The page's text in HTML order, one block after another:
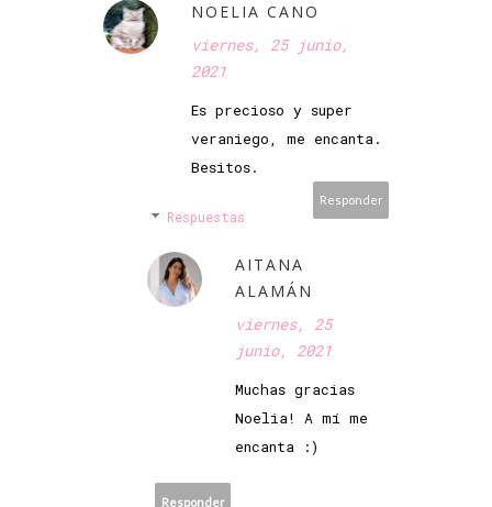
NOELIA CANO
viernes, 25 junio,
2021
Es precioso y super
veraniego, me encanta.
Besitos.
Responder
Respuestas
AITANA
ALAMÁN
viernes, 25
junio, 2021
Muchas gracias
Noelia! A mí me
encanta :)
Responder